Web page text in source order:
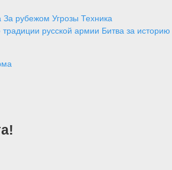
За рубежом Угрозы Техника
русской армии Битва за историю